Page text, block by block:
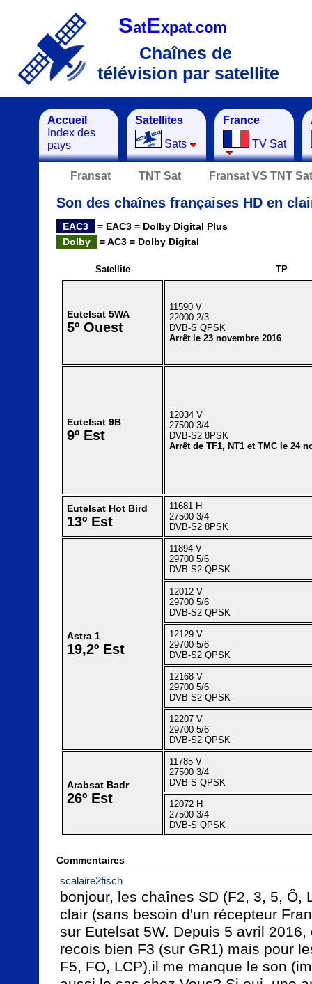
SatExpat.com
Chaînes de
télévision par satellite
Accueil
Index des
pays
Satellites
Sats
France
TV Sat
Fransat TNT Sat Fransat VS TNT Sat
Son des chaînes françaises HD en
EAC3
= EAC3 = Dolby Digital Plus
Dolby
= AC3 = Dolby Digital
Satellite TP
Eutelsat 5WA
5º Ouest
11590 V
22000 2/3
DVB-S QPSK
Arrêt le 23 novembre 2016
Eutelsat 9B
9º Est
12034 V
27500 3/4
DVB-S2 8PSK
Arrêt de TF1, NT1 et TMC le 24
Eutelsat Hot Bird
13º Est
11681 H
27500 3/4
DVB-S2 8PSK
Astra 1
19,2º Est
11894 V
29700 5/6
DVB-S2 QPSK
12012 V
29700 5/6
DVB-S2 QPSK
12129 V
29700 5/6
DVB-S2 QPSK
12168 V
29700 5/6
DVB-S2 QPSK
12207 V
29700 5/6
DVB-S2 QPSK
Arabsat Badr
26º Est
11785 V
27500 3/4
DVB-S QPSK
12072 H
27500 3/4
DVB-S QPSK
Commentaires
scalaire2fisch
bonjour, les chaînes SD (F2, 3, 5, Ô,
clair (sans besoin d'un récepteur
sur Eutelsat 5W. Depuis 5 avril
recois bien F3 (sur GR1) mais pour
F5, FO, LCP),il me manque le son